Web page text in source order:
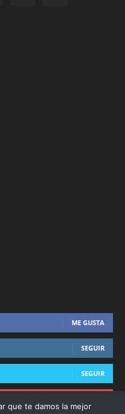
ME GUSTA
SEGUIR
SEGUIR
que te damos la mejor